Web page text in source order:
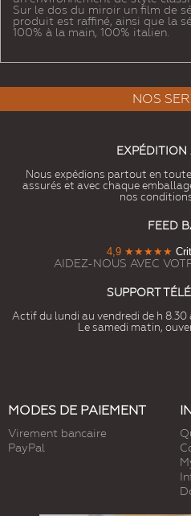
Sur le dos du miroir un film de
produit est raffiné, ainsi que la
100% à la main, 100% italien.
NOS
EXPÉDITION
Nous expédions partout en
assurés et avec chaque
nos
FEED
4,9 ★★★★★
AIDEZ-NOUS AVEC
SUPPORT
Actif du lundi au vendredi de h 8.30
Le samedi matin,
MODES DE PAIEMENT
Virement bancaire
PayPal